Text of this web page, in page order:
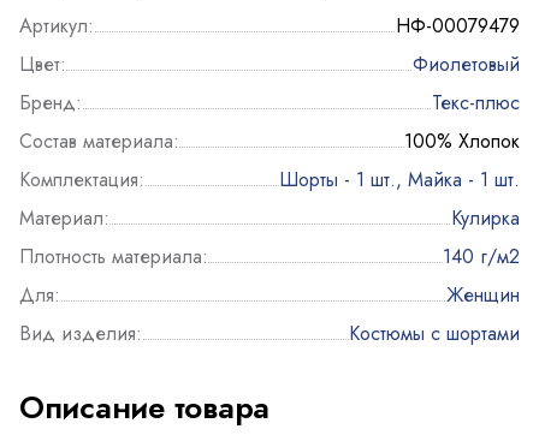
Артикул:
НФ-00079479
Цвет:
Фиолетовый
Бренд:
Текс-плюс
Состав материала:
100% Хлопок
Комплектация:
Шорты - 1 шт., Майка - 1 шт.
Материал:
Кулирка
Плотность материала:
140 г/м2
Для:
Женщин
Вид изделия:
Костюмы с шортами
Описание товара